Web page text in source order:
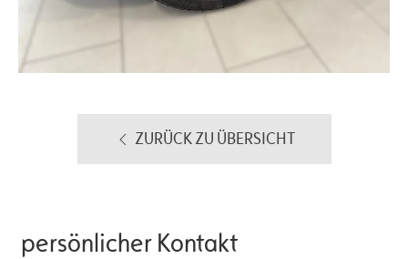
ZURÜCK ZU ÜBERSICHT
persönlicher Kontakt